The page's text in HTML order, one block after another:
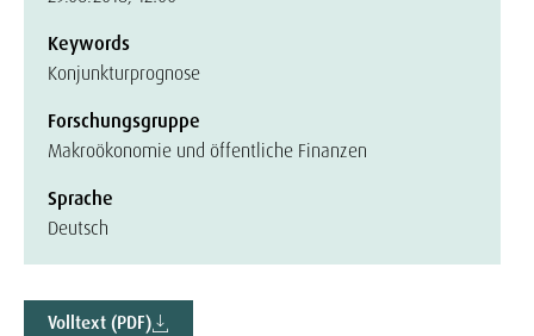
Keywords
Konjunkturprognose
Forschungsgruppe
Makroökonomie und öffentliche Finanzen
Sprache
Deutsch
Volltext (PDF)